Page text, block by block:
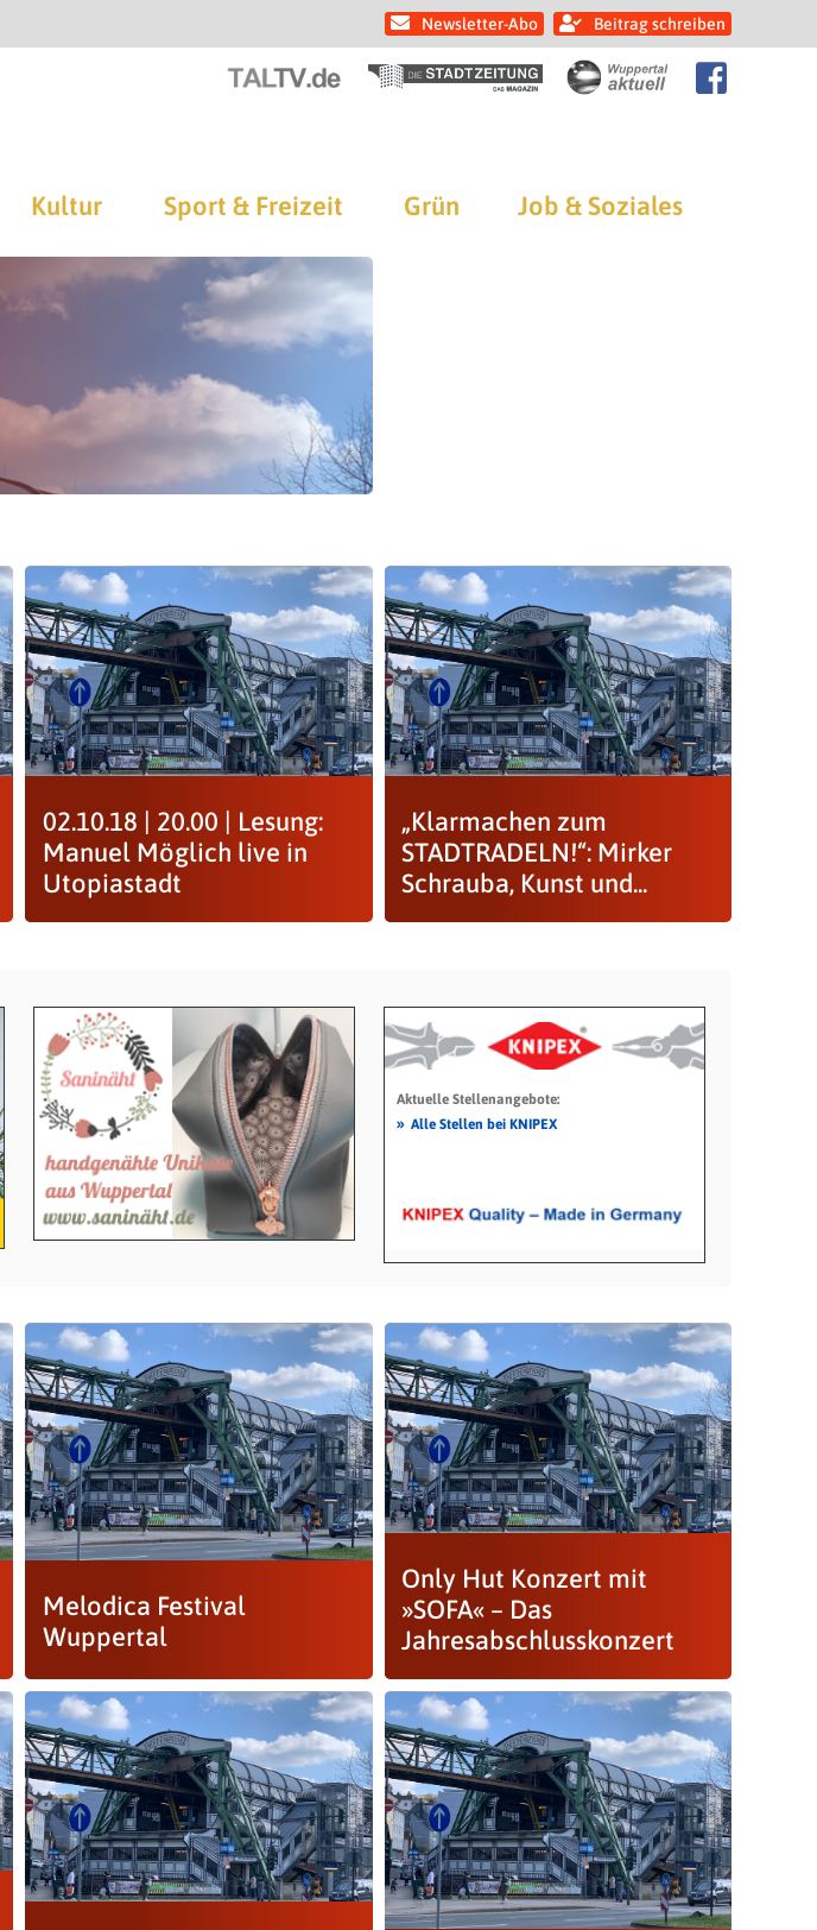
Newsletter-Abo Beitrag schreiben
Kultur Sport & Freizeit Grün Job & Soziales
02.10.18 | 20.00 | Lesung:
Manuel Möglich live in
Utopiastadt
„Klarmachen zum
STADTRADELN!“: Mirker
Schrauba, Kunst und...
Aktuelle Stellenangebote:
» Alle Stellen bei KNIPEX
Melodica Festival
Wuppertal
Only Hut Konzert mit
»SOFA« – Das
Jahresabschlusskonzert